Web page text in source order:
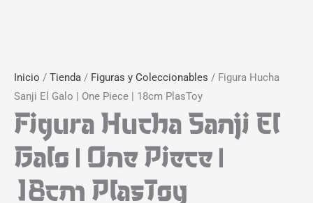
Inicio / Tienda / Figuras y Coleccionables / Figura Hucha
Sanji El Galo | One Piece | 18cm PlasToy
Figura Hucha Sanji El
Galo | One Piece |
18cm PlasToy